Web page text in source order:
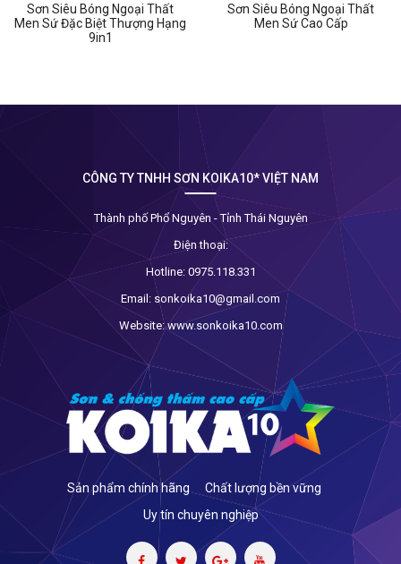
Sơn Siêu Bóng Ngoại Thất
Men Sứ Đặc Biệt Thượng Hạng
9in1
Sơn Siêu Bóng Ngoại Thất
Men Sứ Cao Cấp
CÔNG TY TNHH SƠN KOIKA10* VIỆT NAM
Thành phố Phổ Nguyên - Tỉnh Thái Nguyên
Điện thoại:
Hotline:0975.118.331
Email: sonkoika10@gmail.com
Website:www.sonkoika10.com
Sản phẩm chính hãng
Chất lượng bền vững
Uy tín chuyên nghiệp